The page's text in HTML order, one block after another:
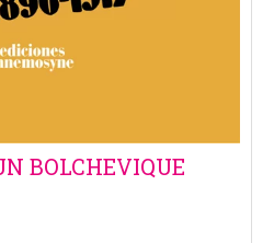
BOLCHEVIQUE